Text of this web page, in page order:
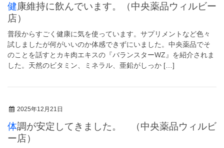
健康維持に飲んでいます。（中央薬品ウィルビー
店）
普段からすごく健康に気を使っています。サプリメントなど色々
試しましたが何がいいのか体感できずにいました。中央薬品でそ
のことを話すとカキ肉エキスの『バランスターWZ』を紹介されま
した。天然のビタミン、ミネラル、亜鉛がしっか […]
2025年12月21日
体調が安定してきました。 （中央薬品ウィルビ
ー店）